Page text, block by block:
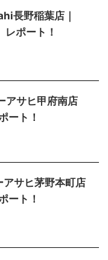
長野稲葉店｜
レポート！
アサヒ甲府南店
ート！
サヒ茅野本町店
ート！